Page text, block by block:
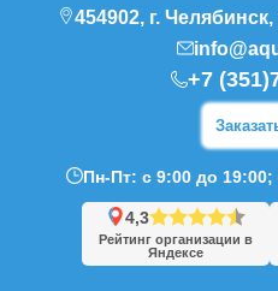
454902, г.
+7
Пн-Пт: с 9:00 до
4,3
Рейтинг организации в
Яндексе